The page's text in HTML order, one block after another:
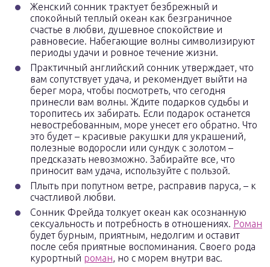
Женский сонник трактует безбрежный и
спокойный теплый океан как безграничное
счастье в любви, душевное спокойствие и
равновесие. Набегающие волны символизируют
периоды удачи и ровное течение жизни.
Практичный английский сонник утверждает, что
вам сопутствует удача, и рекомендует выйти на
берег мора, чтобы посмотреть, что сегодня
принесли вам волны. Ждите подарков судьбы и
торопитесь их забирать. Если подарок останется
невостребованным, море унесет его обратно. Что
это будет – красивые ракушки для украшений,
полезные водоросли или сундук с золотом –
предсказать невозможно. Забирайте все, что
приносит вам удача, используйте с пользой.
Плыть при попутном ветре, расправив паруса, – к
счастливой любви.
Сонник Фрейда толкует океан как осознанную
сексуальность и потребность в отношениях. Роман
будет бурным, приятным, недолгим и оставит
после себя приятные воспоминания. Своего рода
курортный роман, но с морем внутри вас.